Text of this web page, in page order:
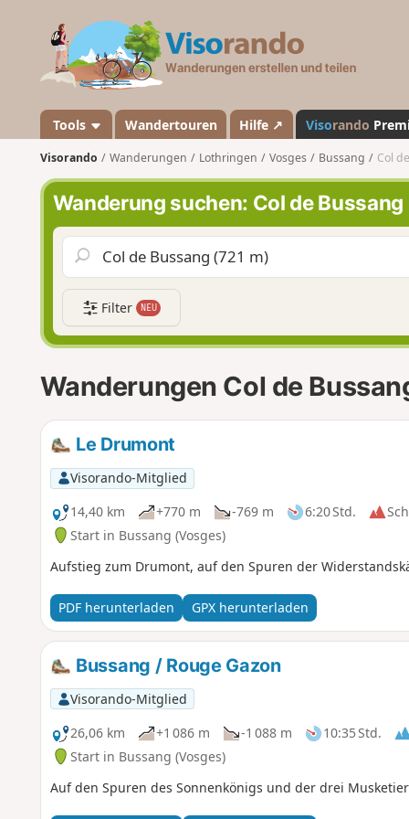
a
n
d
o
Tools Wandertouren Hilfe ↗ Visorando
Visorando Wanderungen Lothringen Vosges Bussang Col
Wanderung suchen: Col de Bussang
Filter NEU
Wanderungen Col de
Le Drumont
Visorando-Mitglied
14,40 km
+770 m -769 m 6:20 Std.
Start in Bussang (Vosges)
Aufstieg zum Drumont, auf den Spuren der
PDF herunterladen GPX herunterladen
Bussang / Rouge Gazon
Visorando-Mitglied
26,06 km
+1 086 m -1 088 m 10:35 Std.
Start in Bussang (Vosges)
Auf den Spuren des Sonnenkönigs und der drei